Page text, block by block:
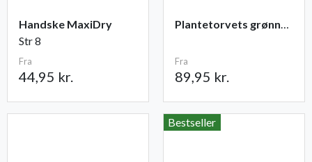
Handske MaxiDry
Str 8
Fra
44,95 kr.
Plantetorvets grønne vandingspose 75 liter
Fra
89,95 kr.
Bestseller